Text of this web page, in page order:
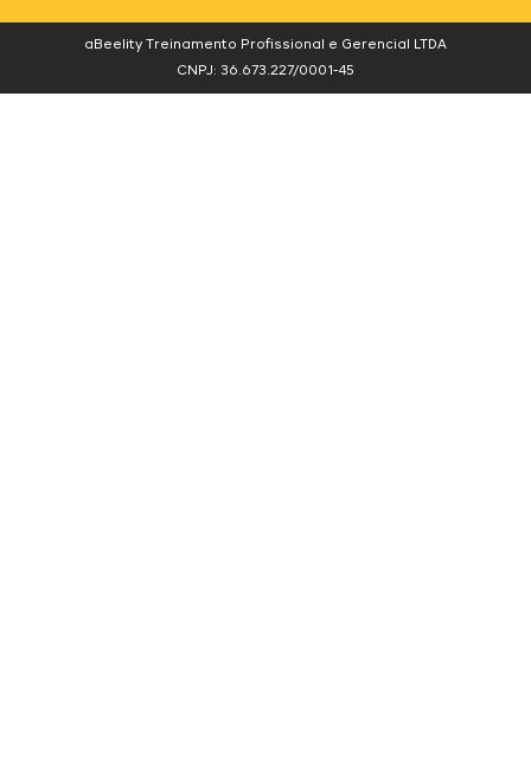
aBeelity Treinamento Profissional e Gerencial LTDA
CNPJ: 36.673.227/0001-45